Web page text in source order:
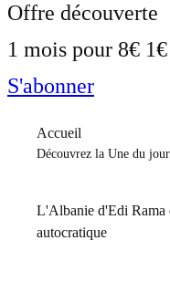
Offre découverte
1 mois pour 8€ 1€
S'abonner
Accueil
Découvrez la Une du jour
L'Albanie d'Edi Rama
autocratique